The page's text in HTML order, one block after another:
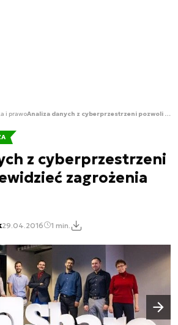
i prawo Analiza danych z cyberprzestrzeni pozwoli przewidzieć zagrożenia fizyczne
z cyberprzestrzeni
zagrożenia
29.04.2016 1 min.
Następny slajd